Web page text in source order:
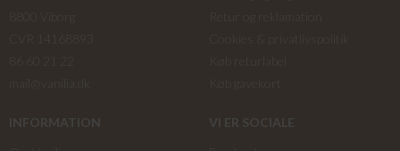
INFORMATION
VI ER SOCIALE